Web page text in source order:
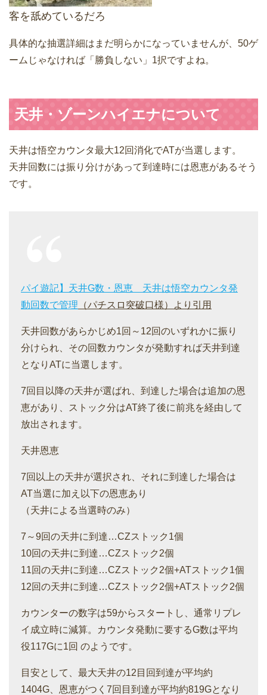
客を舐めているだろ
具体的な抽選詳細はまだ明らかになっていませんが、50ゲ
ームじゃなければ「勝負しない」1択ですよね。
天井・ゾーンハイエナについて
天井は悟空カウンタ最大12回消化でATが当選します。
天井回数には振り分けがあって到達時には恩恵があるそう
です。
パイ遊記】天井G数・恩恵 天井は悟空カウンタ発
動回数で管理 （パチスロ突破口様）より引用
天井回数があらかじめ1回～12回のいずれかに振り
分けられ、その回数カウンタが発動すれば天井到達
となりATに当選します。
7回目以降の天井が選ばれ、到達した場合は追加の恩
恵があり、ストック分はAT終了後に前兆を経由して
放出されます。
天井恩恵
7回以上の天井が選択され、それに到達した場合は
AT当選に加え以下の恩恵あり
（天井による当選時のみ）
7～9回の天井に到達…CZストック1個
10回の天井に到達…CZストック2個
11回の天井に到達…CZストック2個+ATストック1個
12回の天井に到達…CZストック2個+ATストック2個
カウンターの数字は59からスタートし、通常リプレ
イ成立時に減算。カウンタ発動に要するG数は平均
役117Gに1回 のようです。
目安として、最大天井の12目回到達が平均約
1404G、恩恵がつく7回目到達が平均約819Gとなり